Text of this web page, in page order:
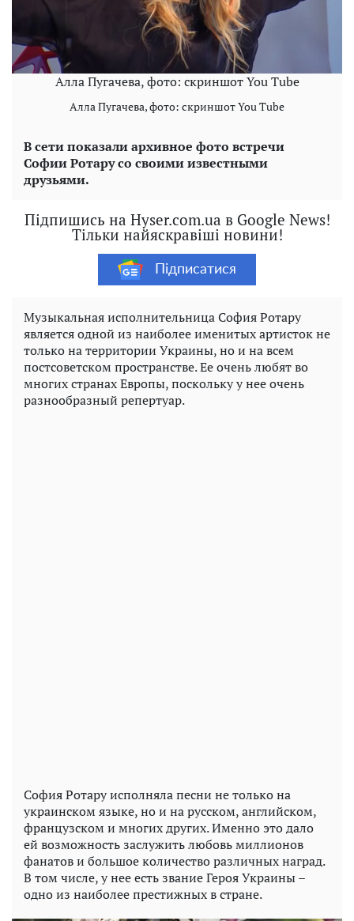
Алла Пугачева, фото: скриншот You Tube
Алла Пугачева, фото: скриншот You Tube
В сети показали архивное фото встречи
Софии Ротару со своими известными
друзьями.
Підпишись на Hyser.com.ua в Google News!
Тільки найяскравіші новини!
Підписатися
Музыкальная исполнительница София Ротару
является одной из наиболее именитых артисток не
только на территории Украины, но и на всем
постсоветском пространстве. Ее очень любят во
многих странах Европы, поскольку у нее очень
разнообразный репертуар.
София Ротару исполняла песни не только на
украинском языке, но и на русском, английском,
французском и многих других. Именно это дало
ей возможность заслужить любовь миллионов
фанатов и большое количество различных наград.
В том числе, у нее есть звание Героя Украины –
одно из наиболее престижных в стране.